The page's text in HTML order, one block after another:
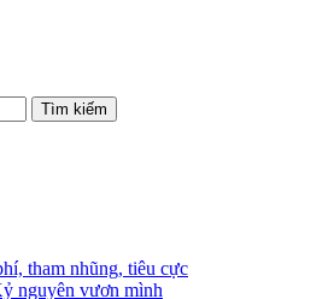
Tìm kiếm
tham nhũng, tiêu cực
nguyên vươn mình